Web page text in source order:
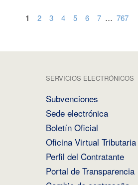
1 2 3 4 5 6 7 ... 767
SERVICIOS ELECTRÓNICOS
Subvenciones
Sede electrónica
Boletín Oficial
Oficina Virtual Tributaria
Perfil del Contratante
Portal de Transparencia